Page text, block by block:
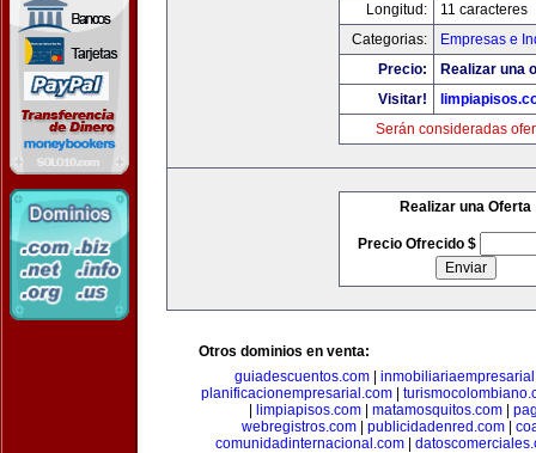
Longitud:
11 caracteres
Categorias:
Empresas e
Precio:
Realizar una
Visitar!
Serán consideradas
Realizar una Oferta
Precio Ofrecido $
Otros dominios en venta:
guiadescuentos.com
planificacionempresarial.com
limpiapisos.com| matamosquitos.com|
webregistros.com| publicidadenred.com|
comunidadinternacional.com